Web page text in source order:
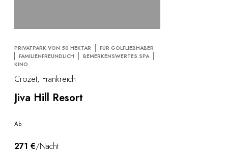
PRIVATPARK VON 50 HEKTAR
FÜR GOLFLIEBHABER
FAMILIENFREUNDLICH
BEMERKENSWERTES SPA
KINO
Crozet, Frankreich
Jiva Hill Resort
Ab
271 €/Nacht